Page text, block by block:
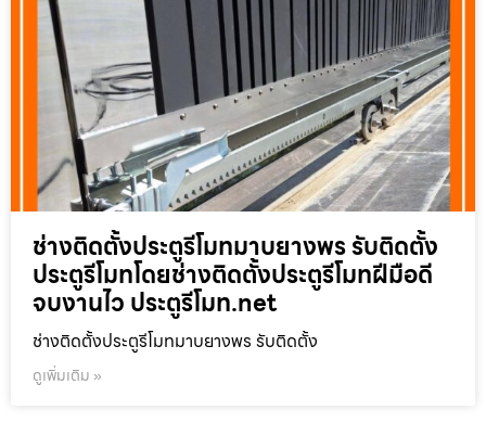
ช่างติดตั้งประตูรีโมทมาบยางพร รับติดตั้ง
ประตูรีโมทโดยช่างติดตั้งประตูรีโมทฝีมือดี
จบงานไว ประตูรีโมท.net
ช่างติดตั้งประตูรีโมทมาบยางพร รับติดตั้ง
ดูเพิ่มเติม »